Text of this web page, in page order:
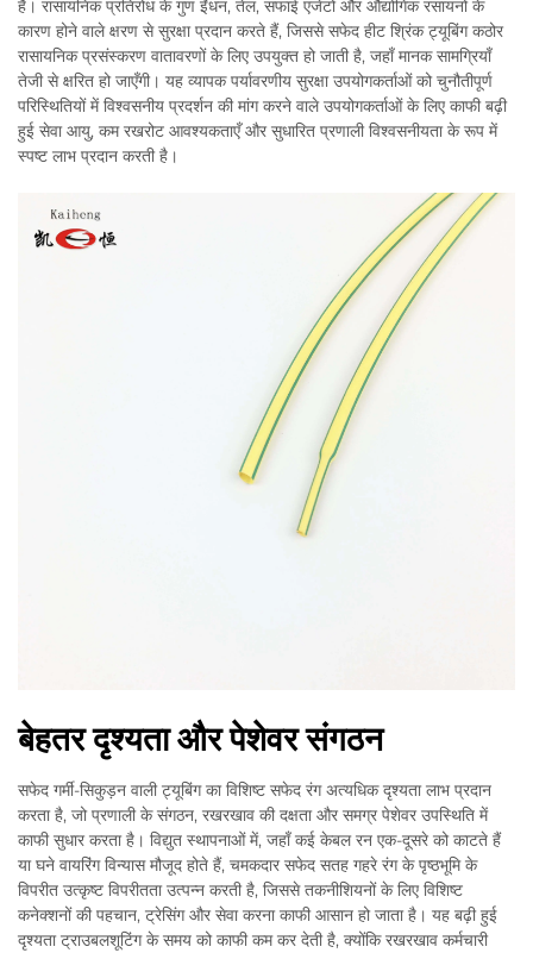
है। रासायनिक प्रतिरोध के गुण ईंधन, तेल, सफाई एजेंटों और औद्योगिक रसायनों के
कारण होने वाले क्षरण से सुरक्षा प्रदान करते हैं, जिससे सफेद हीट श्रिंक ट्यूबिंग कठोर
रासायनिक प्रसंस्करण वातावरणों के लिए उपयुक्त हो जाती है, जहाँ मानक सामग्रियाँ
तेजी से क्षरित हो जाएँगी। यह व्यापक पर्यावरणीय सुरक्षा उपयोगकर्ताओं को चुनौतीपूर्ण
परिस्थितियों में विश्वसनीय प्रदर्शन की मांग करने वाले उपयोगकर्ताओं के लिए काफी बढ़ी
हुई सेवा आयु, कम रखरोट आवश्यकताएँ और सुधारित प्रणाली विश्वसनीयता के रूप में
स्पष्ट लाभ प्रदान करती है।
बेहतर दृश्यता और पेशेवर संगठन
सफेद गर्मी-सिकुड़न वाली ट्यूबिंग का विशिष्ट सफेद रंग अत्यधिक दृश्यता लाभ प्रदान
करता है, जो प्रणाली के संगठन, रखरखाव की दक्षता और समग्र पेशेवर उपस्थिति में
काफी सुधार करता है। विद्युत स्थापनाओं में, जहाँ कई केबल रन एक-दूसरे को काटते हैं
या घने वायरिंग विन्यास मौजूद होते हैं, चमकदार सफेद सतह गहरे रंग के पृष्ठभूमि के
विपरीत उत्कृष्ट विपरीतता उत्पन्न करती है, जिससे तकनीशियनों के लिए विशिष्ट
कनेक्शनों की पहचान, ट्रेसिंग और सेवा करना काफी आसान हो जाता है। यह बढ़ी हुई
दृश्यता ट्राउबलशूटिंग के समय को काफी कम कर देती है, क्योंकि रखरखाव कर्मचारी